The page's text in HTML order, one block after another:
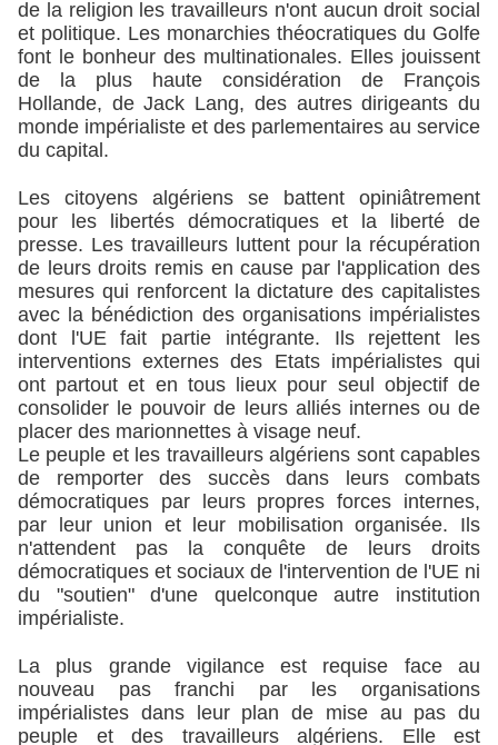
de la religion les travailleurs n'ont aucun droit social
et politique. Les monarchies théocratiques du Golfe
font le bonheur des multinationales. Elles jouissent
de la plus haute considération de François
Hollande, de Jack Lang, des autres dirigeants du
monde impérialiste et des parlementaires au service
du capital.
Les citoyens algériens se battent opiniâtrement
pour les libertés démocratiques et la liberté de
presse. Les travailleurs luttent pour la récupération
de leurs droits remis en cause par l'application des
mesures qui renforcent la dictature des capitalistes
avec la bénédiction des organisations impérialistes
dont l'UE fait partie intégrante. Ils rejettent les
interventions externes des Etats impérialistes qui
ont partout et en tous lieux pour seul objectif de
consolider le pouvoir de leurs alliés internes ou de
placer des marionnettes à visage neuf.
Le peuple et les travailleurs algériens sont capables
de remporter des succès dans leurs combats
démocratiques par leurs propres forces internes,
par leur union et leur mobilisation organisée. Ils
n'attendent pas la conquête de leurs droits
démocratiques et sociaux de l'intervention de l'UE ni
du "soutien" d'une quelconque autre institution
impérialiste.
La plus grande vigilance est requise face au
nouveau pas franchi par les organisations
impérialistes dans leur plan de mise au pas du
peuple et des travailleurs algériens. Elle est